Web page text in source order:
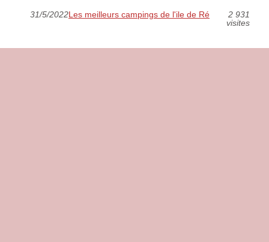
31/5/2022Les meilleurs campings de l'ile de Ré
2 931
visites